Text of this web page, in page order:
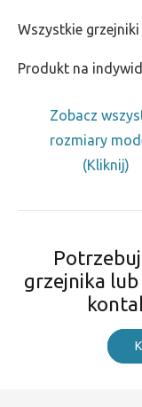
Wszystkie
Produkt na
Zobacz
rozmiary
(Kliknij)
grzejnika lub